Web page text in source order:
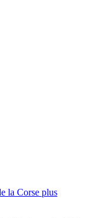
la Corse plus